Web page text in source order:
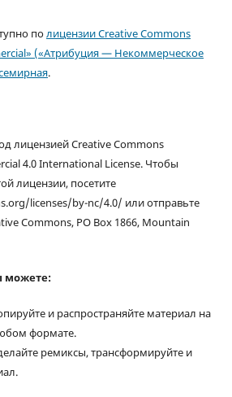
полицензии Creative Commons
(«Атрибуция — Некоммерческое
.
лицензией Creative Commons
4.0 International License. Чтобы
лицензии, посетите
licenses/by-nc/4.0/ или отправьте
Commons, PO Box 1866, Mountain
можете:
и распространяйте материал на
формате.
ремиксы, трансформируйте и